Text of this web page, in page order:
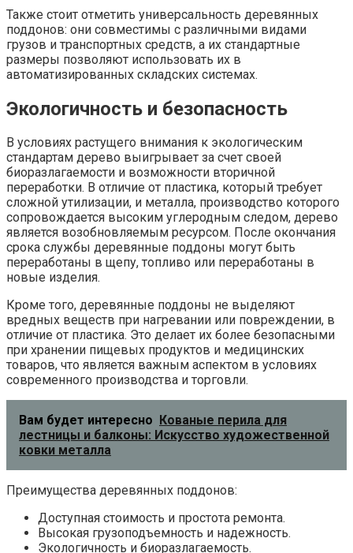
Также стоит отметить универсальность деревянных
поддонов: они совместимы с различными видами
грузов и транспортных средств, а их стандартные
размеры позволяют использовать их в
автоматизированных складских системах.
Экологичность и безопасность
В условиях растущего внимания к экологическим
стандартам дерево выигрывает за счет своей
биоразлагаемости и возможности вторичной
переработки. В отличие от пластика, который требует
сложной утилизации, и металла, производство которого
сопровождается высоким углеродным следом, дерево
является возобновляемым ресурсом. После окончания
срока службы деревянные поддоны могут быть
переработаны в щепу, топливо или переработаны в
новые изделия.
Кроме того, деревянные поддоны не выделяют
вредных веществ при нагревании или повреждении, в
отличие от пластика. Это делает их более безопасными
при хранении пищевых продуктов и медицинских
товаров, что является важным аспектом в условиях
современного производства и торговли.
Вам будет интересно
Кованые перила для
лестницы и балконы: Искусство художественной
ковки металла
Преимущества деревянных поддонов:
Доступная стоимость и простота ремонта.
Высокая грузоподъемность и надежность.
Экологичность и биоразлагаемость.